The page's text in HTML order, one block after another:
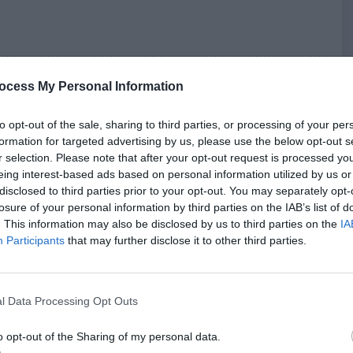
My Personal Information
opt-out of the sale, sharing to third parties, or processing of your
for targeted advertising by us, please use the below opt-out
selection. Please note that after your opt-out request is processed
interest-based ads based on personal information utilized by us
to third parties prior to your opt-out. You may separately
of your personal information by third parties on the IAB’s list of
This information may also be disclosed by us to third parties on the
Participants that may further disclose it to other third parties.
Data Processing Opt Outs
opt-out of the Sharing of my personal data.
les aliments à consommer rapidement devant,
d’éviter que certains produits soient oubliés et
de péremption
alimentaire. Après cette date, il ne faut pas
anciennement « à consommer de préférence
si bien conservé.